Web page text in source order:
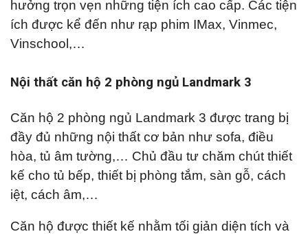
hưởng trọn vẹn những tiện ích cao cấp. Các tiện
ích được kể đến như rạp phim IMax, Vinmec,
Vinschool,…
Nội thất căn hộ 2 phòng ngủ Landmark 3
Căn hộ 2 phòng ngủ Landmark 3 được trang bị
đầy đủ những nội thất cơ bản như sofa, điều
hòa, tủ âm tường,… Chủ đầu tư chăm chút thiết
kế cho tủ bếp, thiết bị phòng tắm, sàn gỗ, cách
iệt, cách âm,…
Căn hộ được thiết kế nhằm tối giản diện tích và